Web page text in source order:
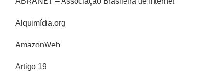
Alquimídia.org
AmazonWeb
Artigo 19